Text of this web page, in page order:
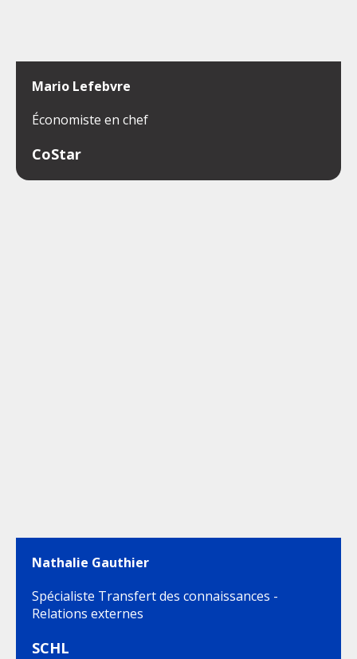
Mario Lefebvre
Économiste en chef
CoStar
Nathalie Gauthier
Spécialiste Transfert des connaissances -
Relations externes
SCHL